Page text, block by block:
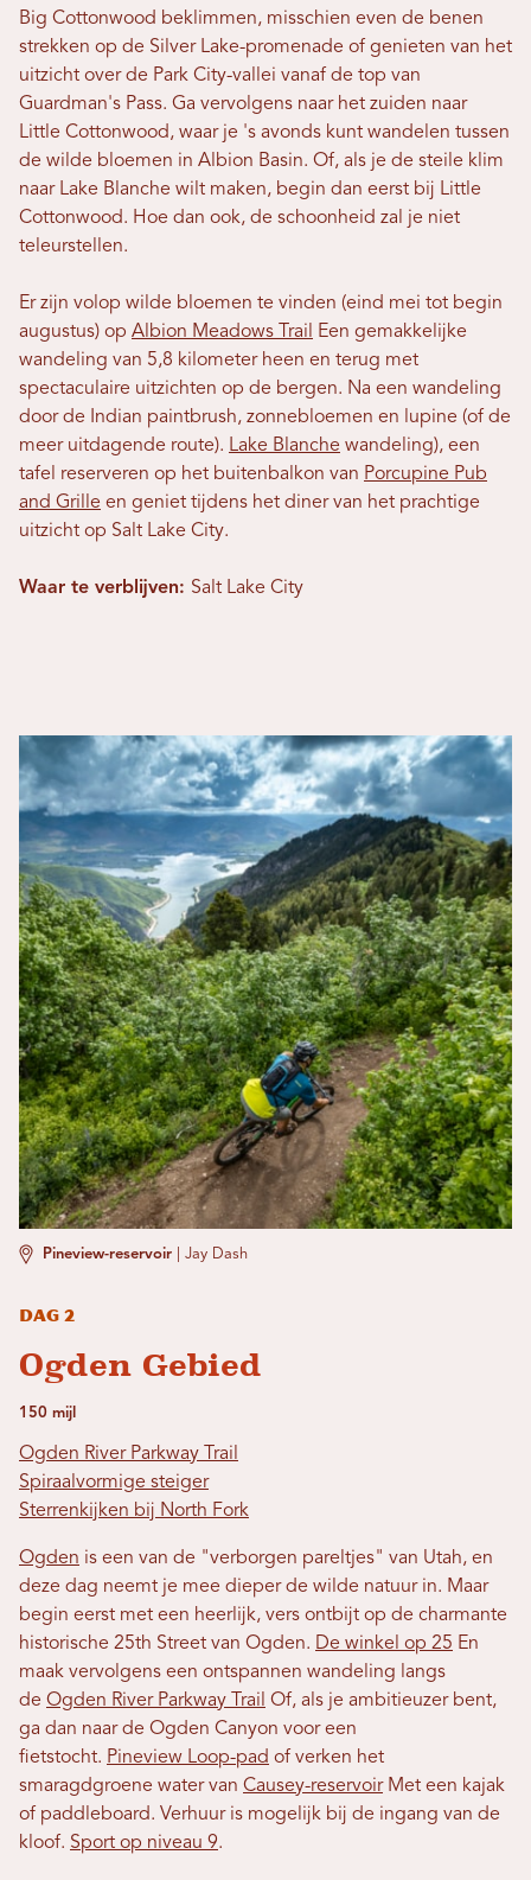
Big Cottonwood beklimmen, misschien even de benen
strekken op de Silver Lake-promenade of genieten van het
uitzicht over de Park City-vallei vanaf de top van
Guardman's Pass. Ga vervolgens naar het zuiden naar
Little Cottonwood, waar je 's avonds kunt wandelen tussen
de wilde bloemen in Albion Basin. Of, als je de steile klim
naar Lake Blanche wilt maken, begin dan eerst bij Little
Cottonwood. Hoe dan ook, de schoonheid zal je niet
teleurstellen.
Er zijn volop wilde bloemen te vinden (eind mei tot begin
augustus) op Albion Meadows Trail
Een gemakkelijke
wandeling van 5,8 kilometer heen en terug met
spectaculaire uitzichten op de bergen. Na een wandeling
door de Indian paintbrush, zonnebloemen en lupine (of de
meer uitdagende route). Lake Blanche wandeling), een
tafel reserveren op het buitenbalkon van Porcupine Pub
and Grille en geniet tijdens het diner van het prachtige
uitzicht op Salt Lake City.
Waar te verblijven: Salt Lake City
Pineview-reservoir Jay Dash
Dag 2
Ogden Gebied
150 mijl
Ogden River Parkway Trail
Spiraalvormige steiger
Sterrenkijken bij North Fork
Ogden is een van de "verborgen pareltjes" van Utah, en
deze dag neemt je mee dieper de wilde natuur in. Maar
begin eerst met een heerlijk, vers ontbijt op de charmante
historische 25th Street van Ogden. De winkel op 25 En
maak vervolgens een ontspannen wandeling langs
de Ogden River Parkway Trail Of, als je ambitieuzer bent,
ga dan naar de Ogden Canyon voor een
fietstocht. Pineview Loop-pad of verken het
smaragdgroene water van Causey-reservoirMet een kajak
of paddleboard. Verhuur is mogelijk bij de ingang van de
kloof. Sport op niveau 9.